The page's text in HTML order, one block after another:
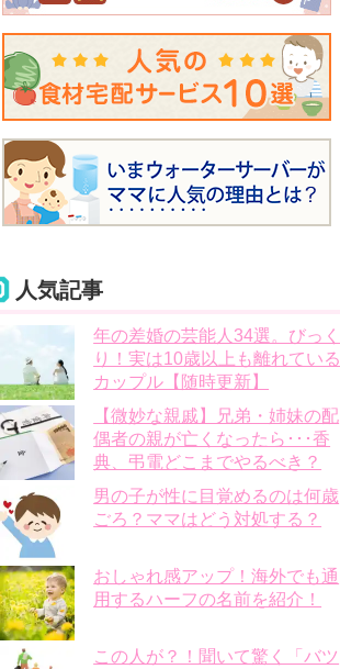
人気記事
年の差婚の芸能人34選。びっく
り！実は10歳以上も離れている
カップル【随時更新】
【微妙な親戚】兄弟・姉妹の配
偶者の親が亡くなったら･･･香
典、弔電どこまでやるべき？
男の子が性に目覚めるのは何歳
ごろ？ママはどう対処する？
おしゃれ感アップ！海外でも通
用するハーフの名前を紹介！
この人が？！聞いて驚く「バツ